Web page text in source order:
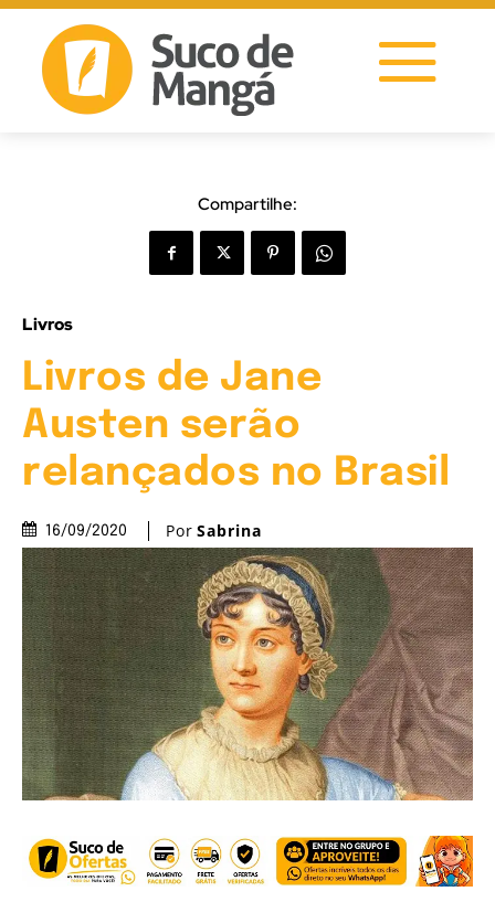
Compartilhe:
Livros
Livros de Jane
Austen serão
relançados no Brasil
16/09/2020 Por Sabrina